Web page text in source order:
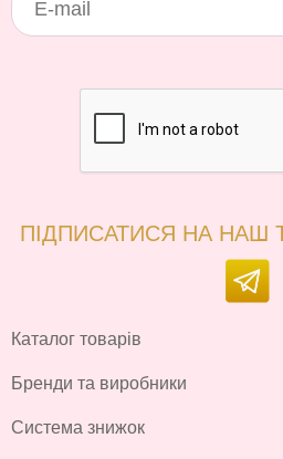
ПІДПИСАТИСЯ НА НАШ
Каталог товарів
Бренди та виробники
Система знижок